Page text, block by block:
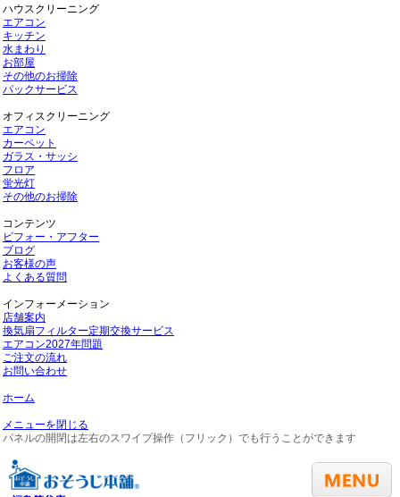
ハウスクリーニング
エアコン
キッチン
水まわり
お部屋
その他のお掃除
パックサービス
オフィスクリーニング
エアコン
カーペット
ガラス・サッシ
フロア
蛍光灯
その他のお掃除
コンテンツ
ビフォー・アフター
ブログ
お客様の声
よくある質問
インフォーメーション
店舗案内
換気扇フィルター定期交換サービス
エアコン2027年問題
ご注文の流れ
お問い合わせ
ホーム
メニューを閉じる
パネルの開閉は左右のスワイプ操作（フリック）でも行うことができます